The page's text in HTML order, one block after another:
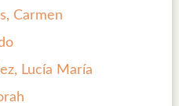
Carmen
Lucía María